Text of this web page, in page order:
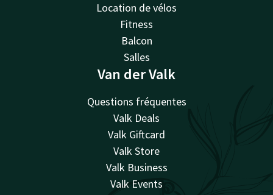
Location de vélos
Fitness
Balcon
Salles
Van der Valk
Questions fréquentes
Valk Deals
Valk Giftcard
Valk Store
Valk Business
Valk Events